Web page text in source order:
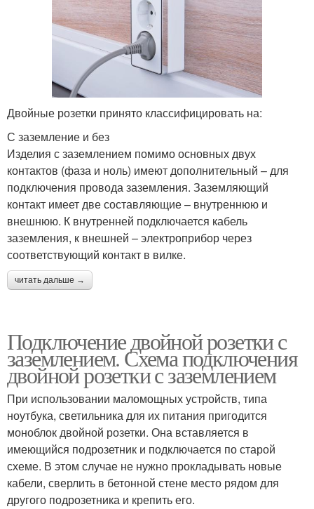
Двойные розетки принято классифицировать на:
С заземление и без
Изделия с заземлением помимо основных двух
контактов (фаза и ноль) имеют дополнительный – для
подключения провода заземления. Заземляющий
контакт имеет две составляющие – внутреннюю и
внешнюю. К внутренней подключается кабель
заземления, к внешней – электроприбор через
соответствующий контакт в вилке.
читать дальше →
Подключение двойной розетки с
заземлением. Схема подключения
двойной розетки с заземлением
При использовании маломощных устройств, типа
ноутбука, светильника для их питания пригодится
моноблок двойной розетки. Она вставляется в
имеющийся подрозетник и подключается по старой
схеме. В этом случае не нужно прокладывать новые
кабели, сверлить в бетонной стене место рядом для
другого подрозетника и крепить его.